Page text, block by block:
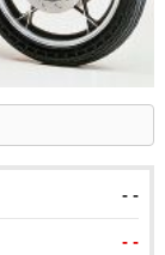
- -
- -